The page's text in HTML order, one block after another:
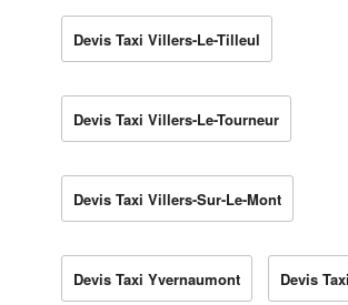
Devis Taxi Villers-Le-Tilleul
Devis Taxi Villers-Le-Tourneur
Devis Taxi Villers-Sur-Le-Mont
Devis Taxi Yvernaumont Devis